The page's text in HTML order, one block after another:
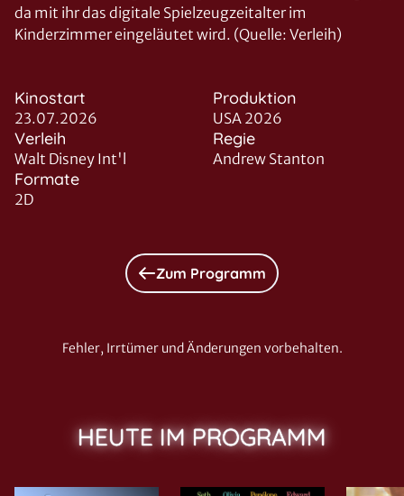
da mit ihr das digitale Spielzeugzeitalter im
Kinderzimmer eingeläutet wird. (Quelle: Verleih)
Kinostart
23.07.2026
Produktion
USA 2026
Verleih
Walt Disney Int'l
Regie
Andrew Stanton
Formate
2D
Zum Programm
Fehler, Irrtümer und Änderungen vorbehalten.
HEUTE IM PROGRAMM